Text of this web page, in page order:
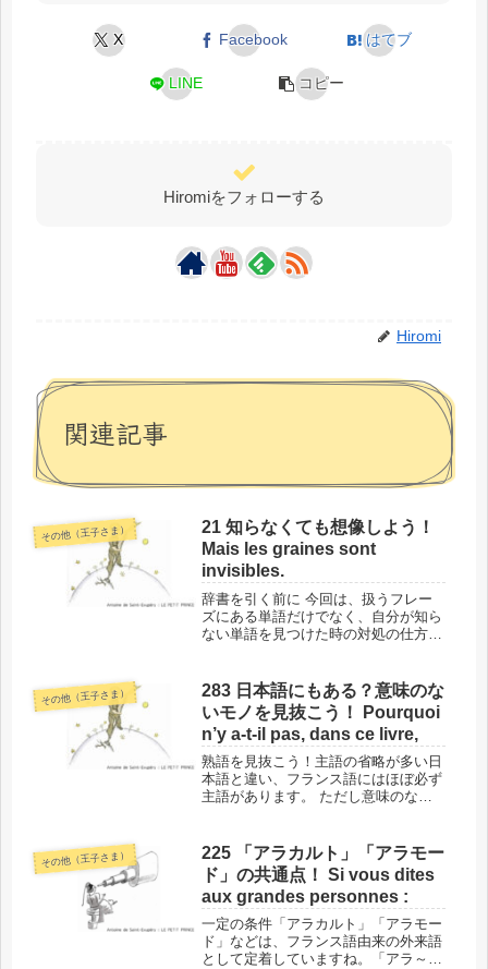
X Facebook はてブ
LINE コピー
Hiromiをフォローする
Hiromi
関連記事
その他（王子さま）
21 知らなくても想像しよう！
Mais les graines sont
invisibles.
辞書を引く前に 今回は、扱うフレー
ズにある単語だけでなく、自分が知ら
ない単語を見つけた時の対処の仕方を
した方がいいことがあるんです！この
フレーズの場所と背景では、単語に入
る...
その他（王子さま）
283 日本語にもある？意味のな
いモノを見抜こう！ Pourquoi
n’y a-t-il pas, dans ce livre,
熟語を見抜こう！主語の省略が多い日
本語と違い、フランス語にはほぼ必ず
主語があります。 ただし意味のない
っていることが多いので、まずそれを
見抜くクセをつけましょう！このフレ
ー...
その他（王子さま）
225 「アラカルト」「アラモー
ド」の共通点！ Si vous dites
aux grandes personnes :
一定の条件「アラカルト」「アラモー
ド」などは、フランス語由来の外来語
として定着していますね。「アラ～」